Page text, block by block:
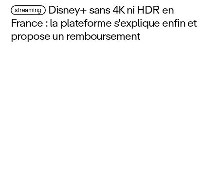
streaming Disney+ sans 4K ni HDR en
France : la plateforme s'explique enfin et
propose un remboursement